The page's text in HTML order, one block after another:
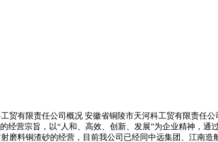
贸有限责任公司概况 安徽省铜陵市天河科工贸有限责任
经营宗旨，以“人和、高效、创新、发展”为企业精神，
磨料铜渣砂的经营，目前我公司已经同中远集团、江南造